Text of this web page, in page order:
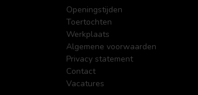
Openingstijden
Toertochten
Werkplaats
Algemene voorwaarden
Privacy statement
Contact
Vacatures